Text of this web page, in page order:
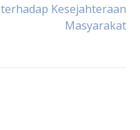
terhadap Kesejahteraan
Masyarakat